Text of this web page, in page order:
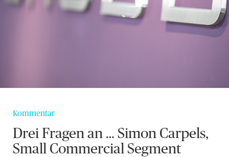
Kommentar
Drei Fragen an … Simon Carpels,
Small Commercial Segment